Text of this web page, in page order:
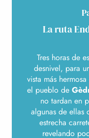
La ruta
Tres horas de
desnivel, para
vista más
el pueblo de
no tardan en
algunas de ellas
estrecha
revelando